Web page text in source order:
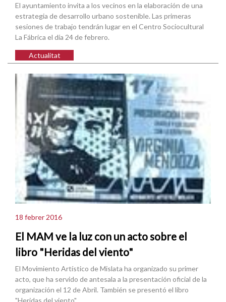
El ayuntamiento invita a los vecinos en la elaboración de una
estrategia de desarrollo urbano sostenible. Las primeras
sesiones de trabajo tendrán lugar en el Centro Sociocultural
La Fábrica el día 24 de febrero.
Actualitat
18 febrer 2016
El MAM ve la luz con un acto sobre el
libro "Heridas del viento"
El Movimiento Artístico de Mislata ha organizado su primer
acto, que ha servido de antesala a la presentación oficial de la
organización el 12 de Abril. También se presentó el libro